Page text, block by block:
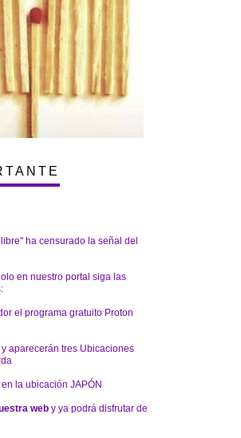
ha censurado la señal del
en nuestro portal siga las
el programa gratuito Proton
y aparecerán tres Ubicaciones
en la ubicación JAPÓN
web y ya podrá disfrutar de